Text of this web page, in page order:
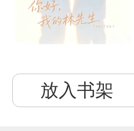
放入书架